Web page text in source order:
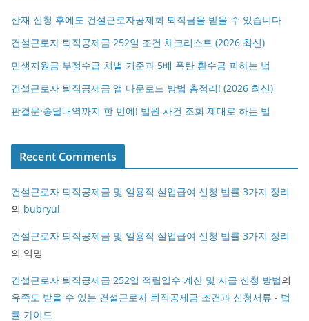
산재 신청 후에도 건설근로자공제회 퇴직금을 받을 수 있습니다
건설근로자 퇴직공제금 252일 조건 체크리스트 (2026 최신)
민생지원금 부정수급 처벌 기준과 5배 폭탄 환수금 피하는 법
건설근로자 퇴직공제금 앱 다운로드 방법 총정리! (2026 최신)
판결문·송달내역까지 한 번에! 법원 사건 조회 제대로 하는 법
Recent Comments
건설근로자 퇴직공제금 및 일용직 실업급여 신청 법률 3가지 정리
의 bubryul
건설근로자 퇴직공제금 및 일용직 실업급여 신청 법률 3가지 정리
의 익명
건설근로자 퇴직공제금 252일 적립일수 계산 및 지급 신청 방법의
유족도 받을 수 있는 건설근로자 퇴직공제금 조건과 신청서류 - 법
률 가이드